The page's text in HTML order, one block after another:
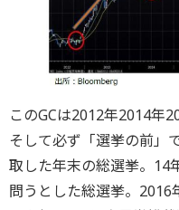
このGCは2012年2014年
そして必ず「選挙の前」
取した年末の総選挙。14
問うとした総選挙。2016